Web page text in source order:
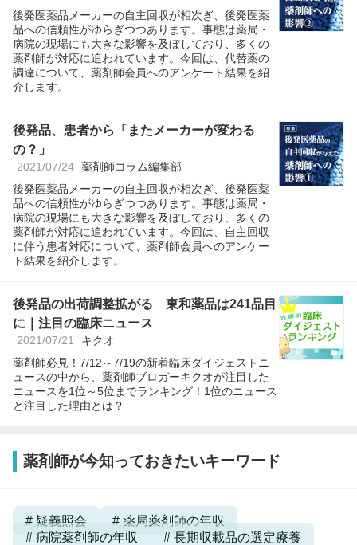
後発医薬品メーカーの自主回収が相次ぎ、後発医薬
品への信頼性がゆらぎつつあります。事態は薬局・
病院の現場にも大きな影響を及ぼしており、多くの
薬剤師が対応に追われています。今回は、代替薬の
調達について、薬剤師会員へのアンケート結果を紹
介します。
後発品、患者から「またメーカーが変わる
の？」
2021/07/24 薬剤師コラム編集部
後発医薬品メーカーの自主回収が相次ぎ、後発医薬
品への信頼性がゆらぎつつあります。事態は薬局・
病院の現場にも大きな影響を及ぼしており、多くの
薬剤師が対応に追われています。今回は、自主回収
に伴う患者対応について、薬剤師会員へのアンケー
ト結果を紹介します。
後発品の出荷調整拡がる 東和薬品は241品目
に｜注目の臨床ニュース
2021/07/21 キクオ
薬剤師必見！7/12～7/19の新着臨床ダイジェストニ
ュースの中から、薬剤師ブロガーキクオが注目した
ニュースを1位～5位までランキング！1位のニュース
と注目した理由とは？
薬剤師が今知っておきたいキーワード
疑義照会
薬局薬剤師の年収
病院薬剤師の年収
長期収載品の選定療養